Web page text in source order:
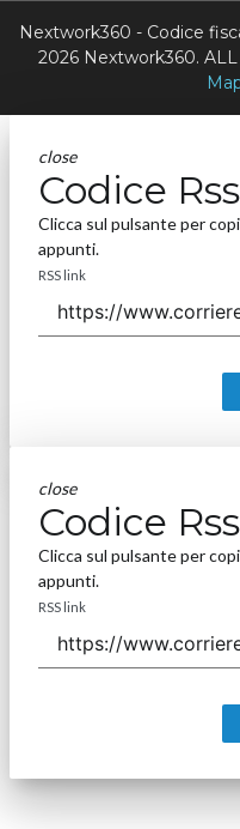
Nextwork360 - Codice
2026 Nextwork360. ALL
close
Codice Rss
Clicca sul pulsante per
appunti.
RSS link
close
Codice Rss
Clicca sul pulsante per
appunti.
RSS link